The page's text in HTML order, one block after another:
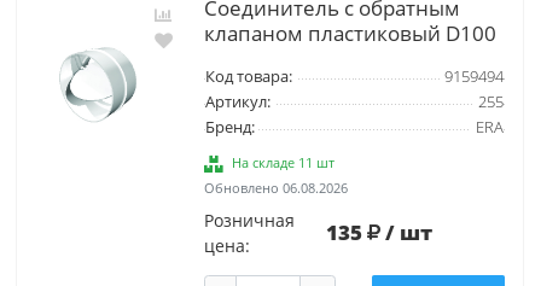
Соединитель с обратным
клапаном пластиковый D100
Код товара:
9159494
Артикул:
255
Бренд:
ERA
На складе 11 шт
Обновлено 06.08.2026
Розничная
цена:
135 / шт